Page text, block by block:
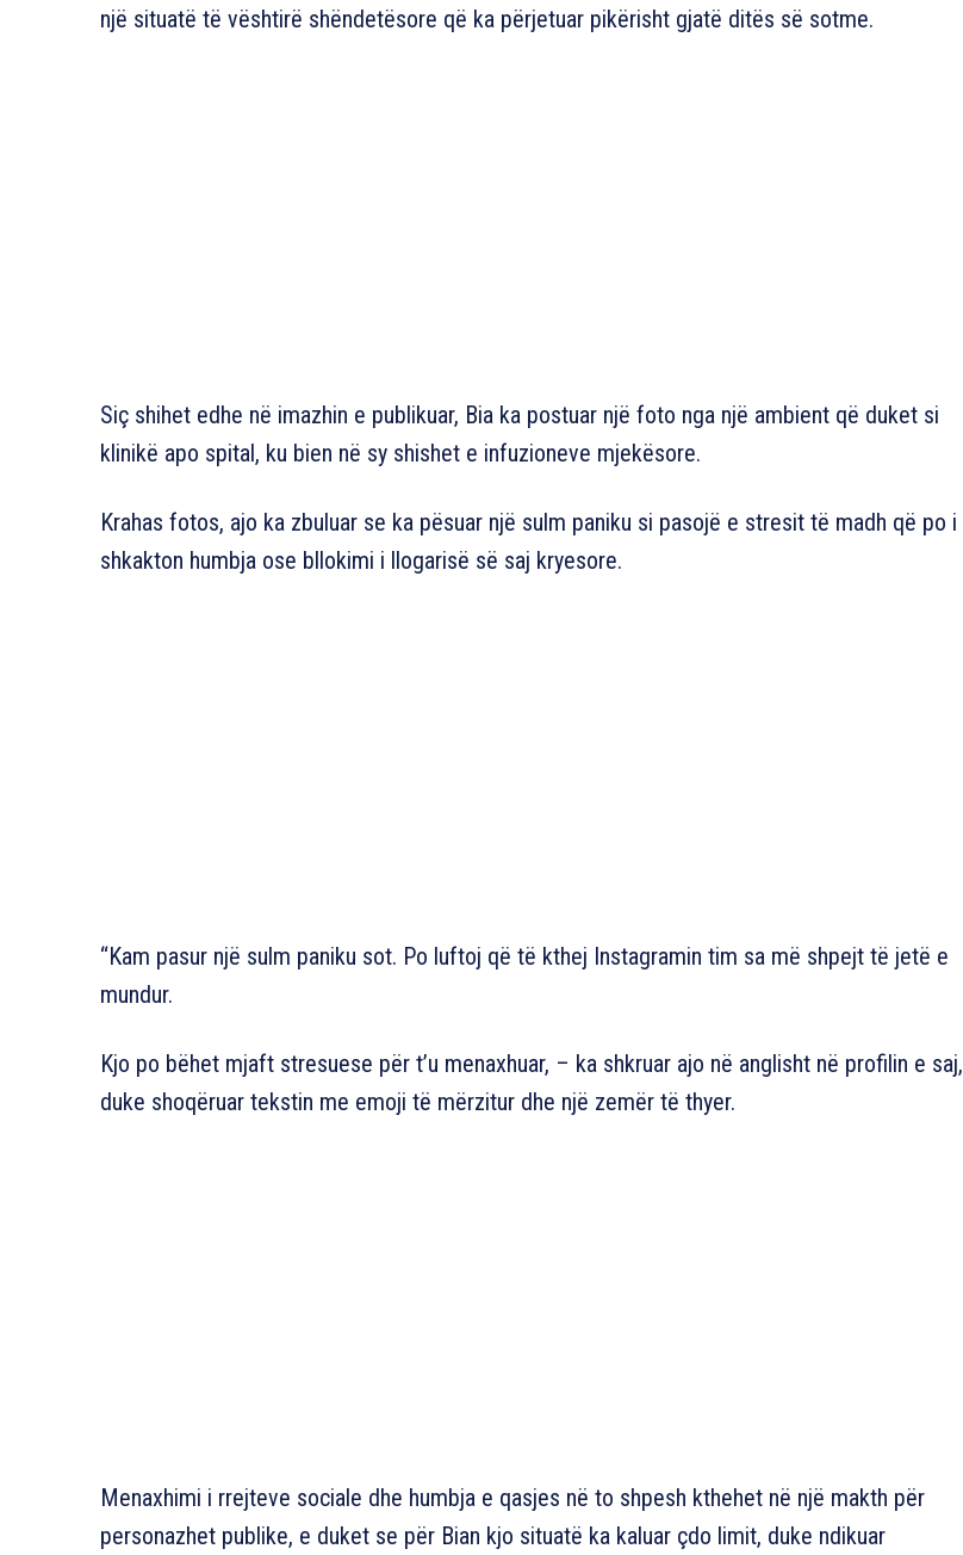
një situatë të vështirë shëndetësore që ka përjetuar pikërisht gjatë ditës së sotme.
Siç shihet edhe në imazhin e publikuar, Bia ka postuar një foto nga një ambient që duket si
klinikë apo spital, ku bien në sy shishet e infuzioneve mjekësore.
Krahas fotos, ajo ka zbuluar se ka pësuar një sulm paniku si pasojë e stresit të madh që po i
shkakton humbja ose bllokimi i llogarisë së saj kryesore.
“Kam pasur një sulm paniku sot. Po luftoj që të kthej Instagramin tim sa më shpejt të jetë e
mundur.
Kjo po bëhet mjaft stresuese për t’u menaxhuar, – ka shkruar ajo në anglisht në profilin e saj,
duke shoqëruar tekstin me emoji të mërzitur dhe një zemër të thyer.
Menaxhimi i rrejteve sociale dhe humbja e qasjes në to shpesh kthehet në një makth për
personazhet publike, e duket se për Bian kjo situatë ka kaluar çdo limit, duke ndikuar